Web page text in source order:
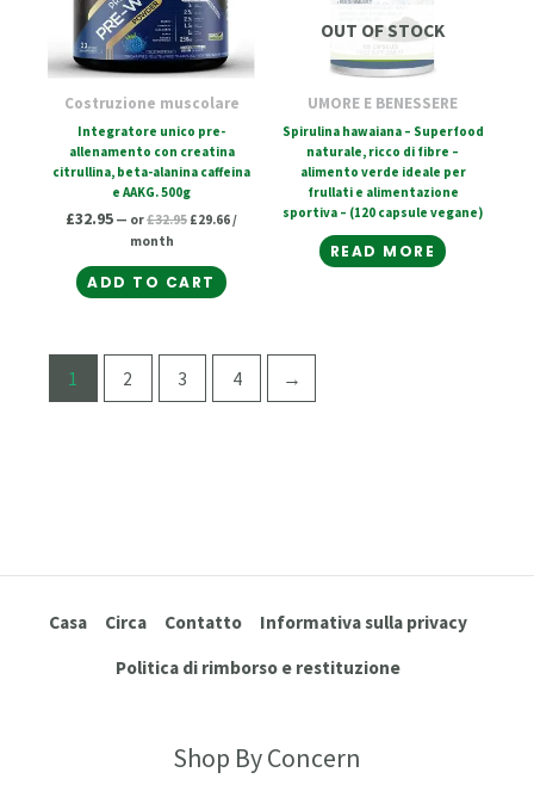
Costruzione muscolare
Integratore unico pre-
allenamento con creatina
citrullina, beta-alanina caffeina
e AAKG. 500g
£32.95 — or£32.95 £29.66/
month
ADD TO CART
OUT OF STOCK
UMORE E BENESSERE
Spirulina hawaiana – Superfood
naturale, ricco di fibre –
alimento verde ideale per
frullati e alimentazione
sportiva – (120 capsule vegane)
READ MORE
1 2 3 4 →
Casa Circa Contatto
Informativa sulla privacy
Politica di rimborso e restituzione
Shop By Concern